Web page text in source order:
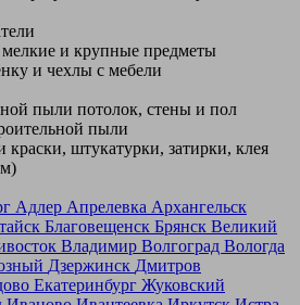
и крупные предметы
и чехлы с мебели
пыли потолок, стены и пол
пыли
штукатурки, затирки, клея
Адлер Апрелевка Архангельск
Благовещенск Брянск Великий
Владимир Волгоград Вологда
Дзержинск Дмитров
Екатеринбург Жуковский